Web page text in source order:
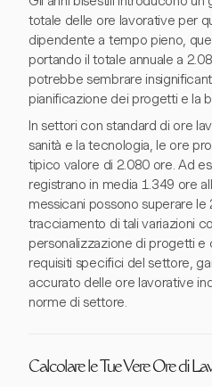
totale delle ore lavorative per
dipendente a tempo pieno,
portando il totale annuale a
potrebbe sembrare
pianificazione dei progetti e la
In settori con standard di ore
sanità e la tecnologia, le ore
tipico valore di 2.080 ore. Ad
registrano in media 1.349 ore
messicani possono superare le
tracciamento di tali variazioni
personalizzazione di progetti
requisiti specifici del settore,
accurato delle ore lavorative
norme di settore.
Calcolare le Tue Vere Ore di